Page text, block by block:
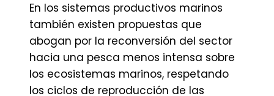
En los sistemas productivos marinos
también existen propuestas que
abogan por la reconversión del sector
hacia una pesca menos intensa sobre
los ecosistemas marinos, respetando
los ciclos de reproducción de las